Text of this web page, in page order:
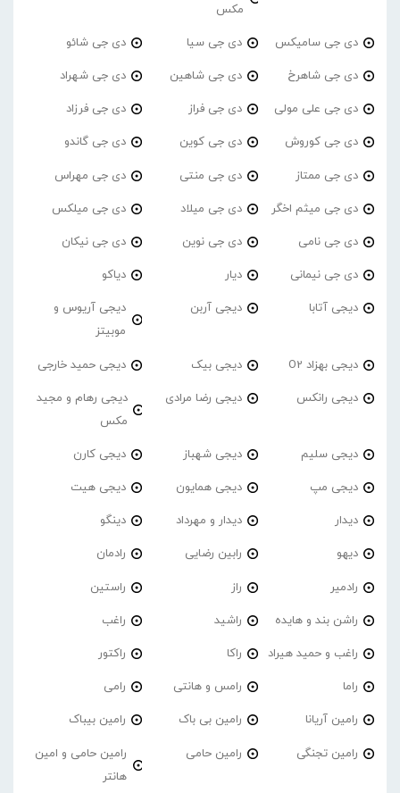
مکس
دی جی سامیکس دی جی سیا دی جی شائو
دی جی شاهرخ دی جی شاهین دی جی شهراد
دی جی علی مولی دی جی فراز دی جی فرزاد
دی جی کوروش دی جی کوین دی جی گاندو
دی جی ممتاز دی جی منتی دی جی مهراس
دی جی میثم اخگر دی جی میلاد دی جی میلکس
دی جی نامی دی جی نوین دی جی نیکان
دی جی نیمانی دیار دیاکو
دیجی آتابا دیجی آربن
دیجی آریوس و
موبیتز
دیجی بهزاد O2 دیجی بیک دیجی حمید خارجی
دیجی رانکس دیجی رضا مرادی
دیجی رهام و مجید
مکس
دیجی سلیم دیجی شهباز دیجی کارن
دیجی مپ دیجی همایون دیجی هیت
دیدار دیدار و مهرداد دینگو
دیهو رابین رضایی رادمان
رادمیر راز راستین
راشن بند و هایده راشید راغب
راغب و حمید هیراد راکا راکتور
راما رامس و هانتی رامی
رامین آریانا رامین بی باک رامین بیباک
رامین تجنگی رامین حامی
رامین حامی و امین
هانتر